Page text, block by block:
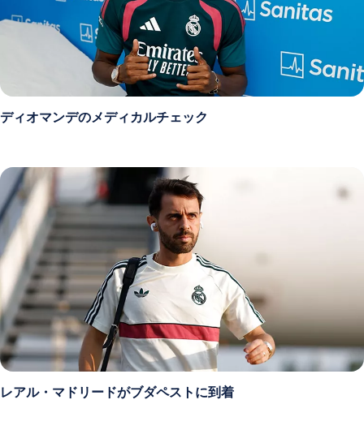
ディオマンデのメディカルチェック
レアル・マドリードがブダペストに到着